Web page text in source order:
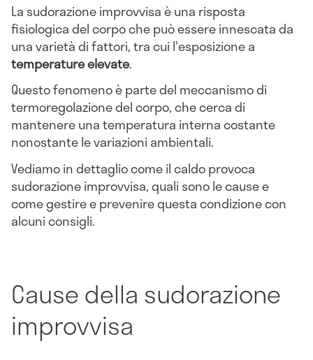
La sudorazione improvvisa è una risposta
fisiologica del corpo che può essere innescata da
una varietà di fattori, tra cui l'esposizione a
temperature elevate.
Questo fenomeno è parte del meccanismo di
termoregolazione del corpo, che cerca di
mantenere una temperatura interna costante
nonostante le variazioni ambientali.
Vediamo in dettaglio come il caldo provoca
sudorazione improvvisa, quali sono le cause e
come gestire e prevenire questa condizione con
alcuni consigli.
Cause della sudorazione
improvvisa